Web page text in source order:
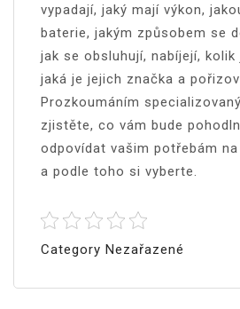
vypadají, jaký mají výkon,
baterie, jakým způsobem se
jak se obsluhují, nabíjejí,
jaká je jejich značka a
Prozkoumáním
zjistěte, co vám bude
odpovídat vašim potřebám
a podle toho si vyberte.
Category Nezařazené